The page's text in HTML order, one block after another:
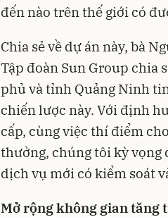
đến nào trên thế giới có
Chia sẻ về dự án này, bà
Tập đoàn Sun Group chia
phủ và tỉnh Quảng Ninh
chiến lược này. Với định
cấp, cùng việc thí điểm
thưởng, chúng tôi kỳ vọng
dịch vụ mới có kiểm soát
Mở rộng không gian tăng